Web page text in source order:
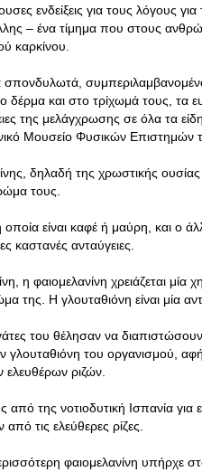
ενδείξεις για τους λόγους
– ένα τίμημα που στους
καρκίνου.
σπονδυλωτά,
δέρμα και στο τρίχωμά τους, τα
της μελάγχρωσης σε όλα τα
Μουσείο Φυσικών Επιστημών
δηλαδή της χρωστικής
τους.
οποία είναι καφέ ή μαύρη, και ο
καστανές ανταύγειες.
η φαιομελανίνη χρειάζεται μία
της. Η γλουταθιόνη είναι μία
του θέλησαν να
γλουταθιόνη του οργανισμού,
ελευθέρων ριζών.
από της νοτιοδυτική Ισπανία για
τις ελεύθερες ρίζες.
φαιομελανίνη υπήρχε